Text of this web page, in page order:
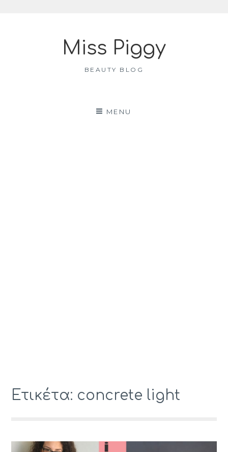
Miss Piggy
BEAUTY BLOG
MENU
Ετικέτα: concrete light